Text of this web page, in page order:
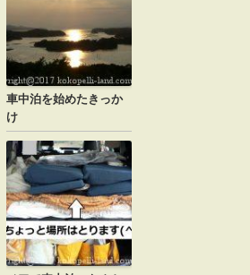
車中泊を始めたきっか
け